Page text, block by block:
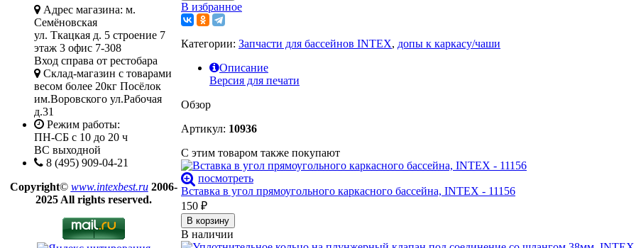
В избранное
Категории: Запчасти для бассейнов INTEX, допы к каркасу/чаши
Описание
Версия для печати
Обзор
Артикул: 10936
С этим товаром также покупают
посмотреть
Вставка в угол прямоугольного каркасного бассейна, INTEX - 11156
150 ₽
В корзину
В наличии
Адрес магазина: м.
Семёновская
ул. Ткацкая д. 5 строение 7
этаж 3 офис 7-308
Вход справа от рестобара
Склад-магазин с товарами
весом более 20кг Посёлок
им.Воровского ул.Рабочая
д.31
Режим работы:
ПН-СБ с 10 до 20 ч
ВС выходной
8 (495) 909-04-21
Copyright© www.intexbest.ru2006-
2025 All rights reserved.